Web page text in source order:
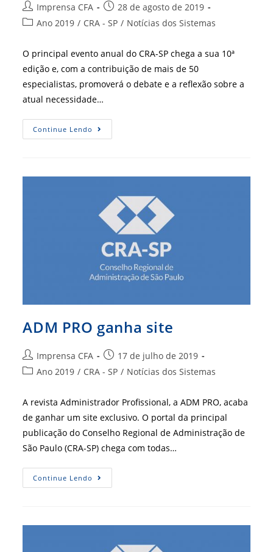
Autor
do
Imprensa CFA
Post
publicado:
28 de agosto de 2019
Categoria
post:
Ano 2019 / CRA - SP / Notícias dos Sistemas
O principal evento anual do CRA-SP chega a sua 10ª
edição e, com a contribuição de mais de 50
especialistas, promoverá o debate e a reflexão sobre a
atual necessidade…
Continue Lendo ENCOAD
2019:
ADM PRO ganha site
Autor
do
Imprensa CFA
Post
publicado:
17 de julho de 2019
Categoria
post:
Ano 2019 / CRA - SP / Notícias dos Sistemas
A revista Administrador Profissional, a ADM PRO, acaba
de ganhar um site exclusivo. O portal da principal
publicação do Conselho Regional de Administração de
São Paulo (CRA-SP) chega com todas…
Continue Lendo ADM
PRO